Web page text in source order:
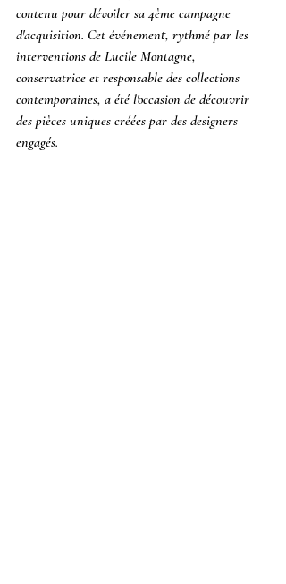
contenu pour dévoiler sa 4ème campagne
d'acquisition. Cet événement, rythmé par les
interventions de Lucile Montagne,
conservatrice et responsable des collections
contemporaines, a été l'occasion de découvrir
des pièces uniques créées par des designers
engagés.